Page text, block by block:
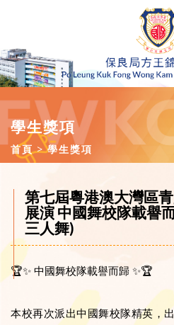
學生獎項
首頁 學生獎項
第七屆粵港澳大灣區
展演 中國舞校隊載譽
三人舞)
🏆✨ 中國舞校隊載譽而歸 ✨🏆
本校再次派出中國舞校隊精英，